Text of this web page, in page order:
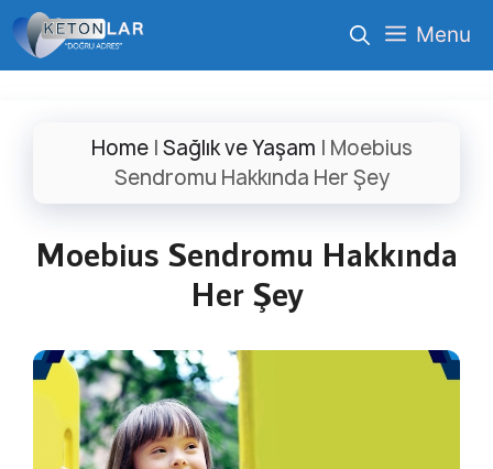
İçeriğe
atla
Menu
Home | Sağlık ve Yaşam | Moebius
Sendromu Hakkında Her Şey
Moebius Sendromu Hakkında
Her Şey